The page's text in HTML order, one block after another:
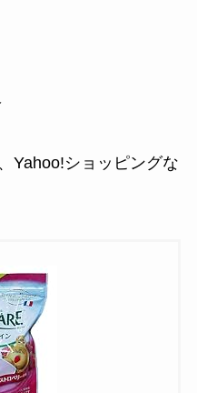
Yahoo!ショッピングな